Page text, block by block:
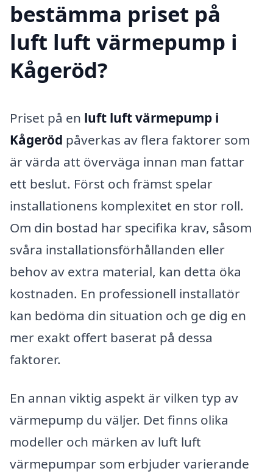
bestämma priset på
luft luft värmepump i
Kågeröd?
Priset på en luft luft värmepump i
Kågeröd påverkas av flera faktorer som
är värda att överväga innan man fattar
ett beslut. Först och främst spelar
installationens komplexitet en stor roll.
Om din bostad har specifika krav, såsom
svåra installationsförhållanden eller
behov av extra material, kan detta öka
kostnaden. En professionell installatör
kan bedöma din situation och ge dig en
mer exakt offert baserat på dessa
faktorer.
En annan viktig aspekt är vilken typ av
värmepump du väljer. Det finns olika
modeller och märken av luft luft
värmepumpar som erbjuder varierande